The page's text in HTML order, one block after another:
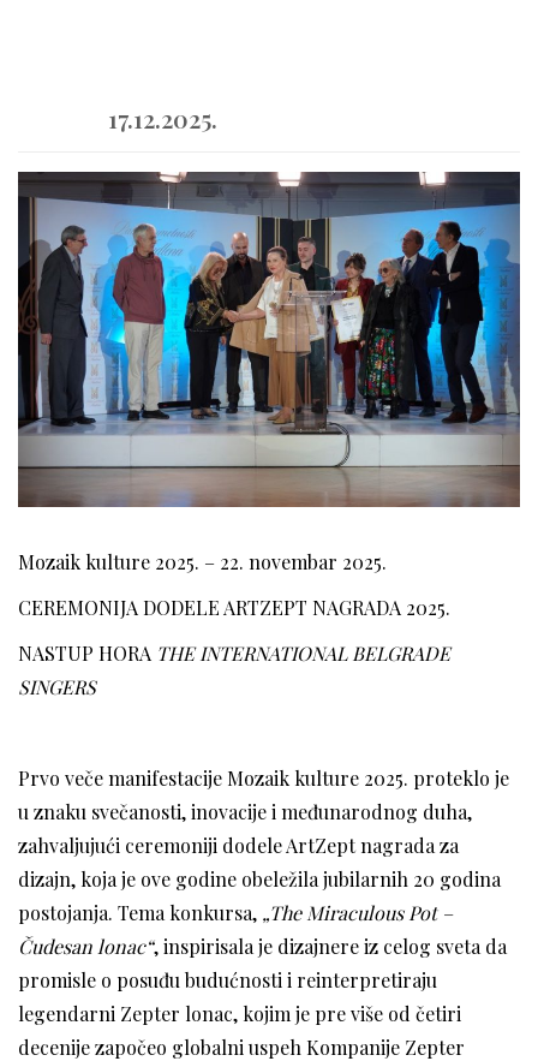
17.12.2025.
Mozaik kulture 2025. – 22. novembar 2025.
CEREMONIJA DODELE ARTZEPT NAGRADA 2025.
NASTUP HORA THE INTERNATIONAL BELGRADE
SINGERS
Prvo veče manifestacije Mozaik kulture 2025. proteklo je
u znaku svečanosti, inovacije i međunarodnog duha,
zahvaljujući ceremoniji dodele ArtZept nagrada za
dizajn, koja je ove godine obeležila jubilarnih 20 godina
postojanja. Tema konkursa, „The Miraculous Pot –
Čudesan lonac“, inspirisala je dizajnere iz celog sveta da
promisle o posuđu budućnosti i reinterpretiraju
legendarni Zepter lonac, kojim je pre više od četiri
decenije započeo globalni uspeh Kompanije Zepter